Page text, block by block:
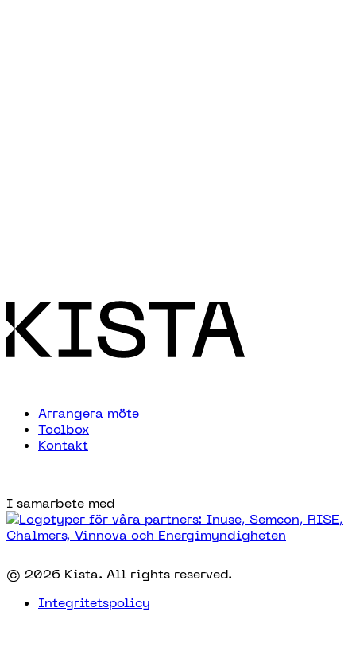
Arrangera möte
Toolbox
Kontakt
I samarbete med
© 2026 Kista. All rights reserved.
Integritetspolicy